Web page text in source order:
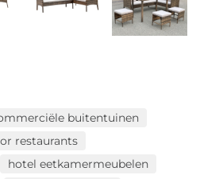
buitentuinen
restaurants
hotel eetkamermeubelen